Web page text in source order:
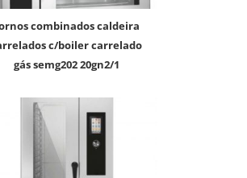
c/boiler carrelado
gás semg202 20gn2/1